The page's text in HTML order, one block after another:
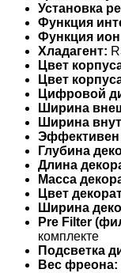
Установка
Функция
Функция
Хладагент:
Цвет
Цвет
Цифровой
Ширина
Ширина
Глубина
Длина
Масса
Цвет
Ширина
Pre Filter
комплекте
Подсветка
Вес фреона: